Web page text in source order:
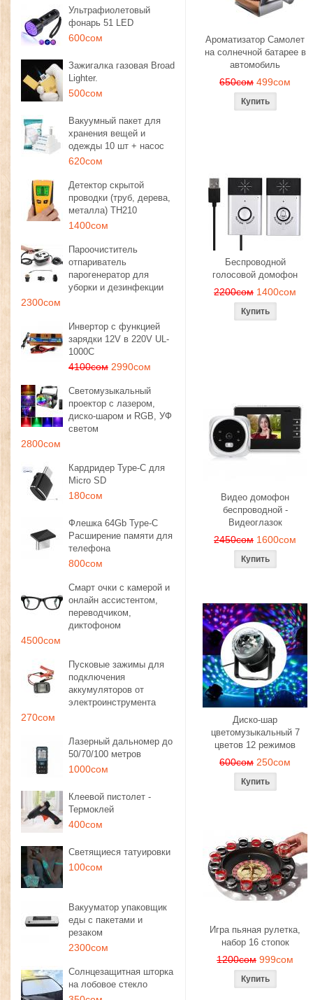
Ультрафиолетовый
фонарь 51 LED
600сом
Зажигалка газовая Broad
Lighter.
500сом
Вакуумный пакет для
хранения вещей и
одежды 10 шт + насос
620сом
Детектор скрытой
проводки (труб, дерева,
металла) TH210
1400сом
Пароочиститель
отпариватель
парогенератор для
уборки и дезинфекции
2300сом
Инвертор с функцией
зарядки 12V в 220V UL-
1000C
4100сом 2990сом
Светомузыкальный
проектор с лазером,
диско-шаром и RGB, УФ
светом
2800сом
Кардридер Type-C для
Micro SD
180сом
Флешка 64Gb Type-C
Расширение памяти для
телефона
800сом
Смарт очки с камерой и
онлайн ассистентом,
переводчиком,
диктофоном
4500сом
Пусковые зажимы для
подключения
аккумуляторов от
электроинструмента
270сом
Лазерный дальномер до
50/70/100 метров
1000сом
Клеевой пистолет -
Термоклей
400сом
Светящиеся татуировки
100сом
Вакууматор упаковщик
еды с пакетами и
резаком
2300сом
Солнцезащитная шторка
на лобовое стекло
Ароматизатор Самолет
на солнечной батарее в
автомобиль
650сом 499сом
Беспроводной
голосовой домофон
2200сом 1400сом
Видео домофон
беспроводной -
Видеоглазок
2450сом 1600сом
Диско-шар
цветомузыкальный 7
цветов 12 режимов
600сом 250сом
Игра пьяная рулетка,
набор 16 стопок
1200сом 999сом